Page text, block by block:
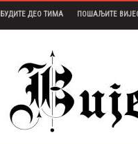
БУДИТЕ ДЕО ТИМА ПОШАЉИТЕ